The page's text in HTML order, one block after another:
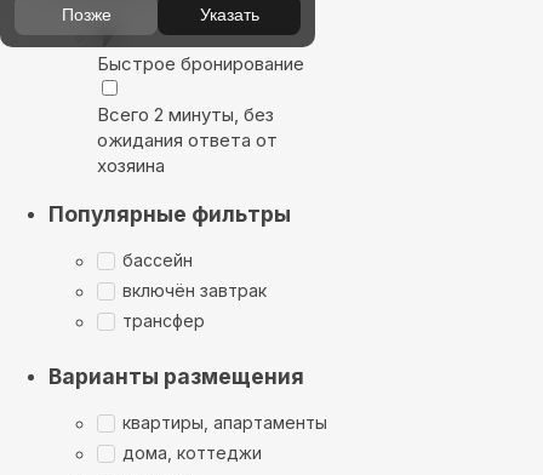
Быстрое бронирование
Всего 2 минуты, без
ожидания ответа от
хозяина
Популярные фильтры
бассейн
включён завтрак
трансфер
Варианты размещения
квартиры, апартаменты
дома, коттеджи
Позже Указать